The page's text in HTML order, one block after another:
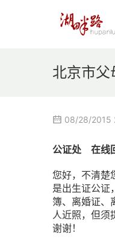
北京市父
08/28/2015
公证处 在线
您好，不清楚
是出生证公证
簿、离婚证、
人近照，但须
谢谢！